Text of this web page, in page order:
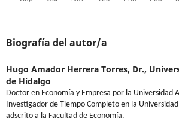
Biografía del autor/a
Hugo Amador Herrera Torres, Dr.,
de Hidalgo
Doctor en Economía y Empresa por la Universidad
Investigador de Tiempo Completo en la
adscrito a la Facultad de Economía.